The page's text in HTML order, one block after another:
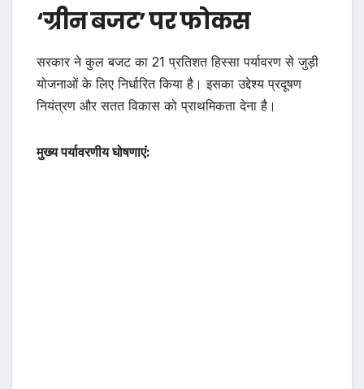
‘ग्रीन बजट’ पर फोकस
सरकार ने कुल बजट का 21 प्रतिशत हिस्सा पर्यावरण से जुड़ी
योजनाओं के लिए निर्धारित किया है। इसका उद्देश्य प्रदूषण
नियंत्रण और सतत विकास को प्राथमिकता देना है।
मुख्य पर्यावरणीय घोषणाएं: